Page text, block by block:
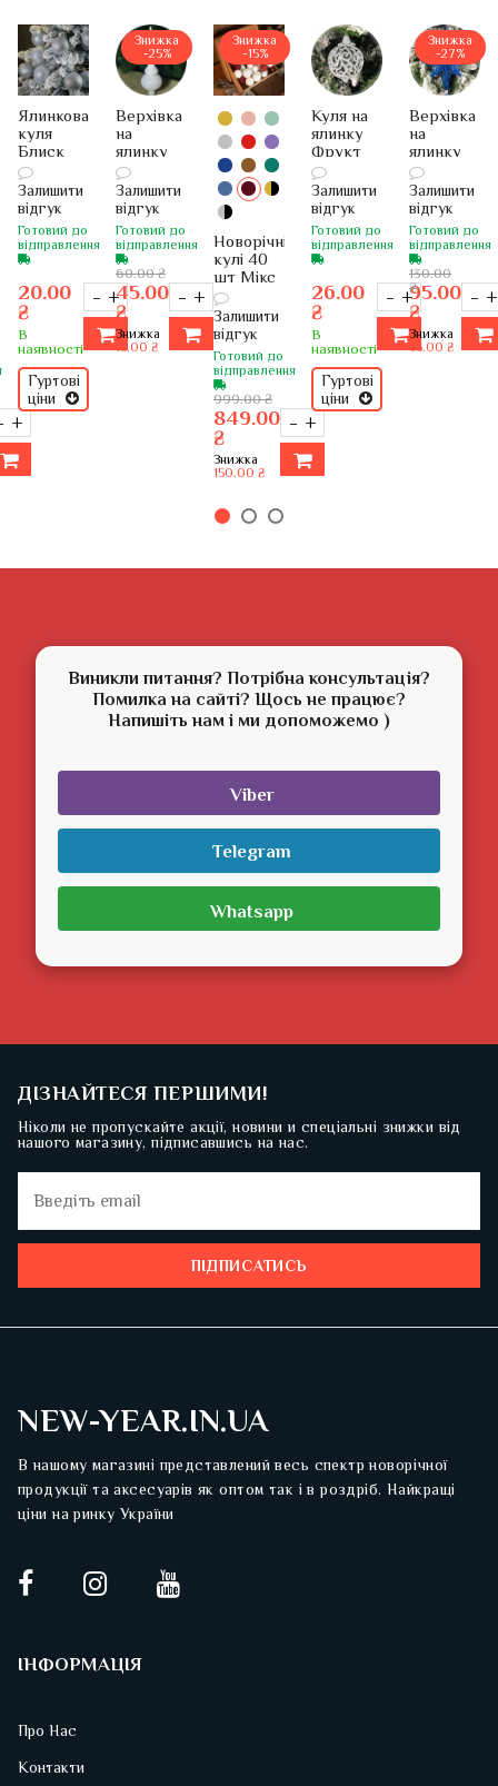
+
Ялинкова
куля
Блиск
(срібний,
100мм)
Залишити
відгук
Готовий до
відправлення
20.00
₴
В
наявності
– +
Гуртові
ціни
Знижка
-25%
Верхівка
на
ялинку
Піка
25см
(біла)
Залишити
відгук
Готовий до
відправлення
45.00
₴
60.00 ₴
Знижка
15.00 ₴
– +
Знижка
-15%
Новорічні
кулі 40
шт Мікс
Блиск
Бордовий
Білий
Набір
новорічних
куль
Залишити
відгук
Готовий до
відправлення
849.00
₴
999.00 ₴
Знижка
150.00 ₴
– +
Куля на
ялинку
Фрукт
(срібло,
80мм)
Залишити
відгук
Готовий до
відправлення
26.00
₴
В
наявності
– +
Гуртові
ціни
Знижка
-27%
Верхівка
на
ялинку
Полярна
зірка
28см
(синя)
Залишити
відгук
Готовий до
відправлення
95.00
₴
130.00
₴
Знижка
35.00 ₴
– +
Виникли питання? Потрібна консультація?
Помилка на сайті? Щось не працює?
Напишіть нам і ми допоможемо )
Viber
Telegram
Whatsapp
ДІЗНАЙТЕСЯ ПЕРШИМИ!
Ніколи не пропускайте акції, новини и спеціальні знижки від
нашого магазину, підписавшись на нас.
ПІДПИСАТИСЬ
NEW-YEAR.IN.UA
В нашому магазині представлений весь спектр новорічної
продукції та аксесуарів як оптом так і в роздріб. Найкращі
ціни на ринку України
ІНФОРМАЦІЯ
Про Нас
Контакти